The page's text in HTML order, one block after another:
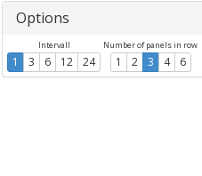
Options
Intervall
1 3 6 12 24
Number of panels in row
1 2 3 4 6